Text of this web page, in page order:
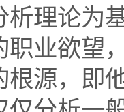
析理论为
职业欲望
根源，即